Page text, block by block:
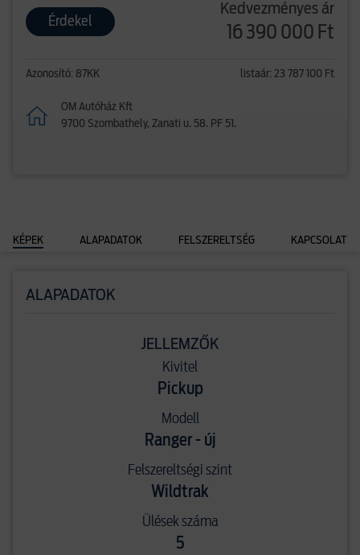
Érdekel
Kedvezményes ár
16 390 000 Ft
Azonosító: 87KK listaár: 23 787 100 Ft
OM Autóház Kft
9700 Szombathely, Zanati u. 58. PF 51.
KÉPEK ALAPADATOK FELSZERELTSÉG KAPCSOLAT
ALAPADATOK
JELLEMZŐK
Kivitel
Pickup
Modell
Ranger - új
Felszereltségi szint
Wildtrak
Ülések száma
5